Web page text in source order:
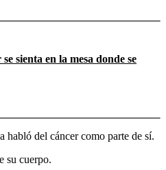
sienta en la mesa donde se
habló del cáncer como parte de sí.
su cuerpo.